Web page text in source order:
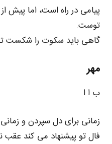
پیامی در راه است، اما پیش
توست.
گاهی باید سکوت را شکست
مهر
ب ا ا
زمانی برای دل‌ سپردن و
فال تو پیشنهاد می‌ کند عقب